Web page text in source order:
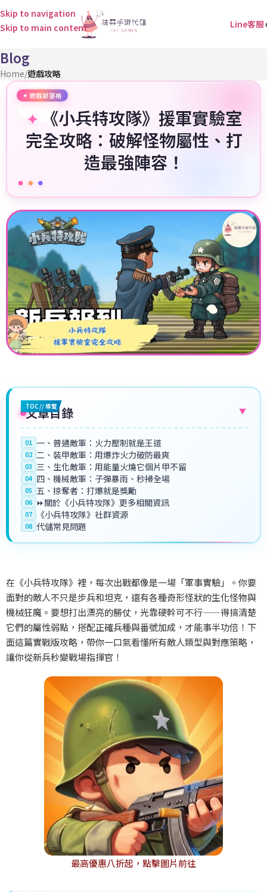
Skip to navigation
Skip to main content
Line客服
Blog
Home/遊戲攻略
《小兵特攻隊》援軍實驗室
完全攻略：破解怪物屬性、打
造最強陣容！
TOC // 導覽
文章目錄 ▼
01 一、普通敵軍：火力壓制就是王道
02 二、裝甲敵軍：用爆炸火力破防最爽
03 三、生化敵軍：用能量火燒它個片甲不留
04 四、機械敵軍：子彈暴雨、秒掃全場
05 五、掠奪者：打爆就是獎勵
06 ⏩關於《小兵特攻隊》更多相關資訊
07 《小兵特攻隊》社群資源
08 代儲常見問題
在《小兵特攻隊》裡，每次出戰都像是一場「軍事實驗」。你要
面對的敵人不只是步兵和坦克，還有各種奇形怪狀的生化怪物與
機械狂魔。要想打出漂亮的勝仗，光靠硬幹可不行——得搞清楚
它們的屬性弱點，搭配正確兵種與番號加成，才能事半功倍！下
面這篇實戰版攻略，帶你一口氣看懂所有敵人類型與對應策略，
讓你從新兵秒變戰場指揮官！
最高優惠八折起，點擊圖片前往